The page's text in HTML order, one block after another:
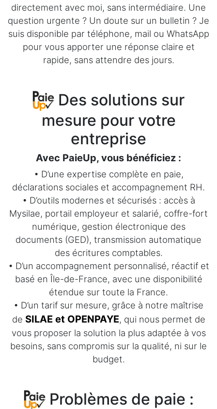
directement avec moi, sans intermédiaire. Une
question urgente ? Un doute sur un bulletin ? Je
suis disponible par téléphone, mail ou WhatsApp
pour vous apporter une réponse claire et
rapide, sans attendre des jours.
Des solutions sur
mesure pour votre
entreprise
Avec PaieUp, vous bénéficiez :
• D’une expertise complète en paie,
déclarations sociales et accompagnement RH.
• D’outils modernes et sécurisés : accès à
Mysilae, portail employeur et salarié, coffre-fort
numérique, gestion électronique des
documents (GED), transmission automatique
des écritures comptables.
• D’un accompagnement personnalisé, réactif et
basé en Île-de-France, avec une disponibilité
étendue sur toute la France.
• D’un tarif sur mesure, grâce à notre maîtrise
de SILAE et OPENPAYE, qui nous permet de
vous proposer la solution la plus adaptée à vos
besoins, sans compromis sur la qualité, ni sur le
budget.
Problèmes de paie :